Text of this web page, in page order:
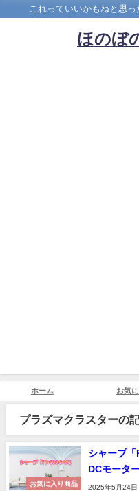
これっていいかもねと思
ほのぼ
ホーム お気
プラズマクラスターの
お気に入り商品
シャープ「
DCモータ
2025年5月24日